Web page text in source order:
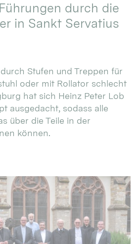
durch die
in Sankt Servatius
Stufen und Treppen für
oder mit Rollator schlecht
hat sich Heinz Peter Lob
ausgedacht, sodass alle
über die Teile in der
können.